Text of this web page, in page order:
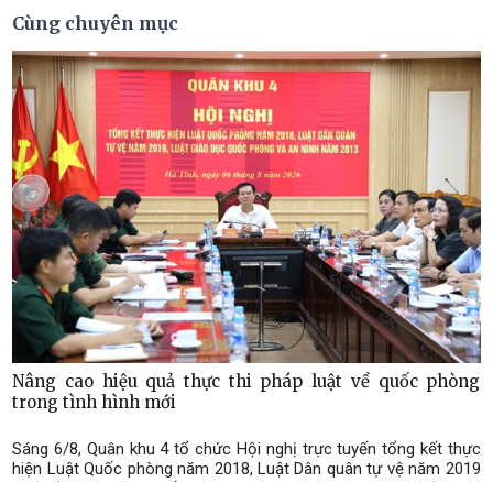
Cùng chuyên mục
Nâng cao hiệu quả thực thi pháp luật về quốc phòng
trong tình hình mới
Sáng 6/8, Quân khu 4 tổ chức Hội nghị trực tuyến tổng kết thực
hiện Luật Quốc phòng năm 2018, Luật Dân quân tự vệ năm 2019